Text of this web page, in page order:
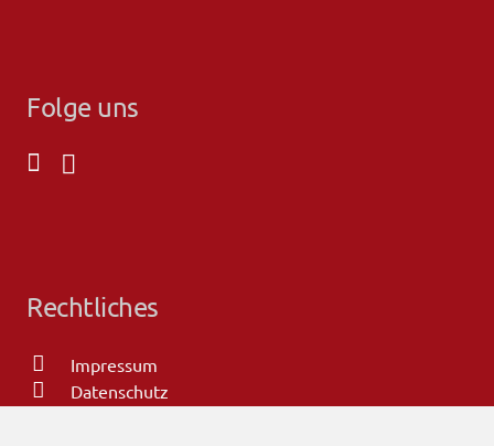
Folge uns
Rechtliches
Impressum
Datenschutz